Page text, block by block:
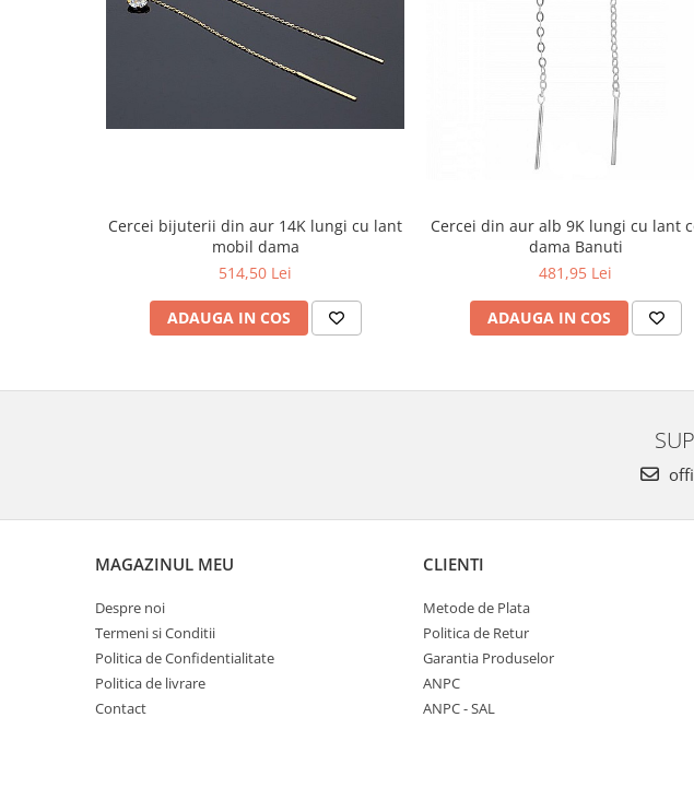
Cercei bijuterii din aur 14K lungi cu lant
mobil dama
514,50 Lei
ADAUGA IN COS
Cercei din aur alb 9K lungi cu lant
dama Banuti
481,95 Lei
ADAUGA IN COS
MAGAZINUL MEU
Despre noi
Termeni si Conditii
Politica de Confidentialitate
Politica de livrare
Contact
CLIENTI
Metode de Plata
Politica de Retur
Garantia Produselor
ANPC
ANPC - SAL